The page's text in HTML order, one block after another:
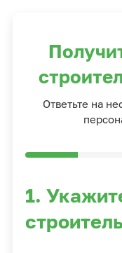
Ответьте на
1.